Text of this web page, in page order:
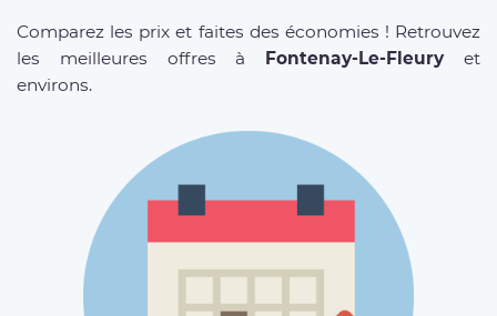
Comparez les prix et faites des économies ! Retrouvez
les meilleures offres à Fontenay-Le-Fleuryet
environs.